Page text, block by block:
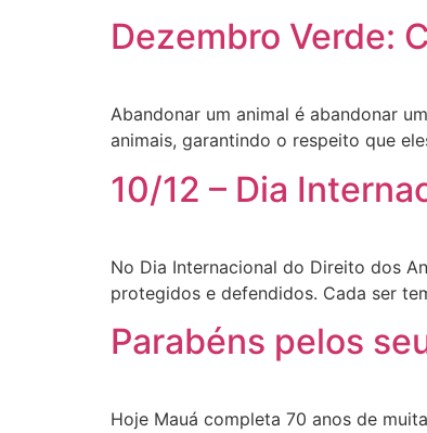
Dezembro Verde:
Abandonar um animal é abandonar
animais, garantindo o respeito que
10/12 – Dia
No Dia Internacional do Direito dos
protegidos e defendidos. Cada ser
Parabéns pelos
Hoje Mauá completa 70 anos de